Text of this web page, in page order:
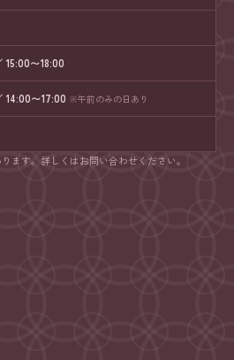
15:00〜18:00
14:00〜17:00 ※午前のみの日あり
ます。詳しくはお問い合わせください。